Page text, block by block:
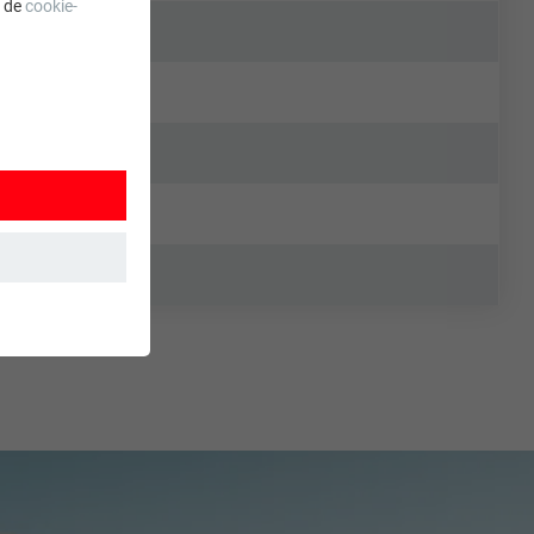
decookie-
gebruikt.